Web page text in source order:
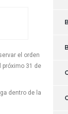
el orden
31 de
dentro de la